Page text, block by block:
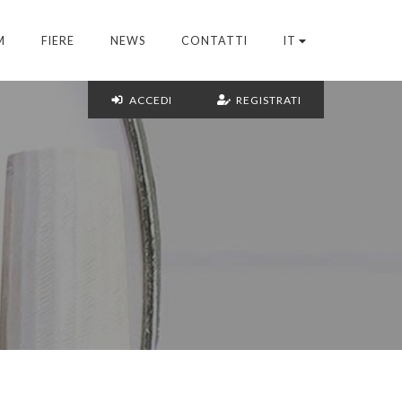
FIERE NEWS CONTATTI IT
ACCEDI REGISTRATI